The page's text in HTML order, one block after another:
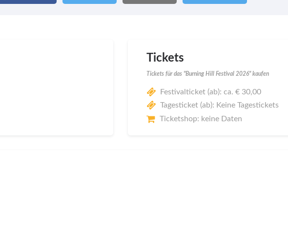
Tickets
Tickets für das "Burning Hill Festival 2026" kaufen
Festivalticket (ab): ca. € 30,00
Tagesticket (ab): Keine Tagestickets
Ticketshop: keine Daten